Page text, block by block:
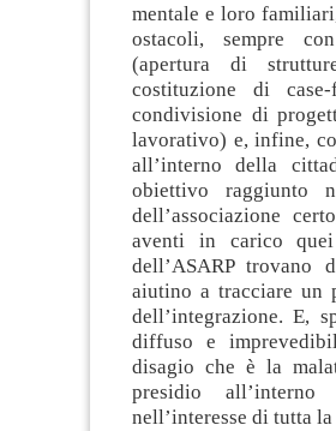
mentale e loro
ostacoli, sempre
(apertura di
costituzione di
condivisione di
lavorativo) e, infine,
all’interno della
obiettivo raggiunto
dell’associazione
aventi in carico
dell’ASARP
aiutino a tracciare un
dell’integrazione. E,
diffuso e
disagio che è la
presidio
nell’interesse di tutta